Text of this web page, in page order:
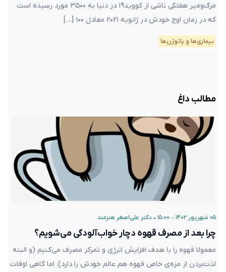
مرگ‌ومیر هفتگی ناشی از کووید۱۹ در دنیا به ۳۵۰۰ مورد رسیده است
که در زمان اوج خودش در ژانویه ۲۰۲۱ معادل ۱۰۰ […]
بیماری‌ها و پاتوژن‌ها
مطالب داغ
۰۵ شهریور ۱۴۰۲ – ۱۵:۰۰ • دکتر علی‌اصغر هنرمند
چرا بعد از مصرف قهوه دچار خواب‌آلودگی می‌شویم؟
معمولا قهوه را با هدف افزایش انرژی و تمرکز مصرف می‌کنیم (و البته
لذت‌بردن از مزه‌ی خاص قهوه هم عالم خودش را دارد). اما گاهی اوقات